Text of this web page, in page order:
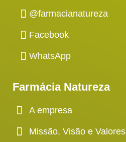
@farmacianatureza
Facebook
WhatsApp
Farmácia Natureza
A empresa
Missão, Visão e Valores